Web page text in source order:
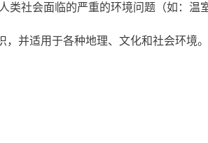
类社会面临的严重的环境问题（如：
并适用于各种地理、文化和社会环境。